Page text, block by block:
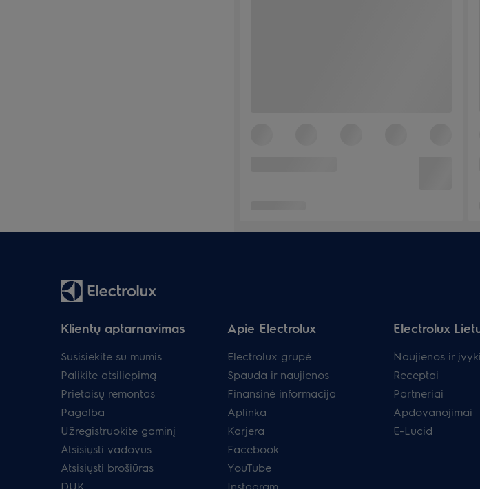
Klientų aptarnavimas
Susisiekite su mumis
Palikite atsiliepimą
Prietaisų remontas
Pagalba
Užregistruokite gaminį
Atsisiųsti vadovus
Atsisiųsti brošiūras
DUK
Apie Electrolux
Electrolux grupė
Spauda ir naujienos
Finansinė informacija
Aplinka
Karjera
Facebook
YouTube
Instagram
Electrolux
Naujienos ir
Receptai
Partneriai
Apdovanojimai
E-Lucid